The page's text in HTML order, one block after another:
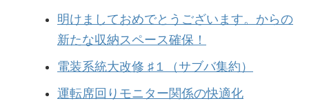
明けましておめでとうございます。からの
新たな収納スペース確保！
電装系統大改修 ♯１（サブバ集約）
運転席回りモニター関係の快適化